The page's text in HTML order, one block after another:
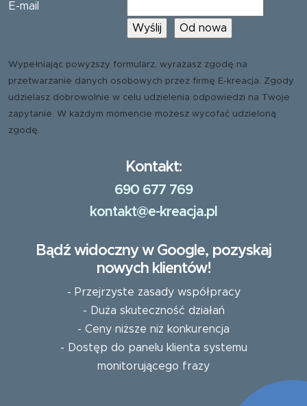
E-mail
Wypełniając powyższy formularz, wyrażasz zgodę na
przetwarzanie danych osobowych przez firmę E-kreacja. Zgody
udzielasz dobrowolnie w celu udzielenia odpowiedzi na Twoje
zapytanie. W każdym momencie możesz wycofać udzieloną
zgodę.
Kontakt:
690 677 769
kontakt@e-kreacja.pl
Bądź widoczny w Google, pozyskaj
nowych klientów!
- Przejrzyste zasady współpracy
- Duża skuteczność działań
- Ceny niższe niż konkurencja
- Dostęp do panelu klienta systemu
monitorującego frazy